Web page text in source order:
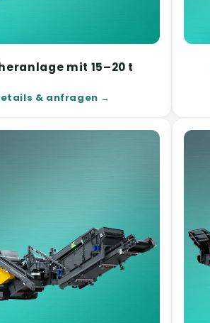
mit 15–20 t
& anfragen